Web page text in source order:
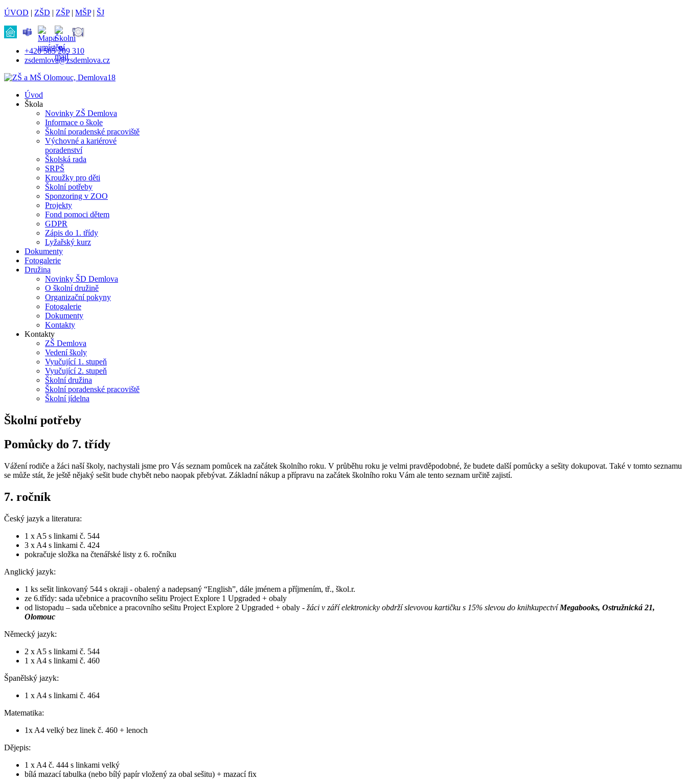
ÚVOD | ZŠD | ZŠP| MŠP| ŠJ
+420 585 209 310
zsdemlova@zsdemlova.cz
Úvod
Škola
Novinky ZŠ Demlova
Informace o škole
Školní poradenské pracoviště
Výchovné a kariérové
poradenství
Školská rada
SRPŠ
Kroužky pro děti
Školní potřeby
Sponzoring v ZOO
Projekty
Fond pomoci dětem
GDPR
Zápis do 1. třídy
Lyžařský kurz
Dokumenty
Fotogalerie
Družina
Novinky ŠD Demlova
O školní družině
Organizační pokyny
Fotogalerie
Dokumenty
Kontakty
Kontakty
ZŠ Demlova
Vedení školy
Vyučující 1. stupeň
Vyučující 2. stupeň
Školní družina
Školní poradenské pracoviště
Školní jídelna
Školní potřeby
Pomůcky do 7. třídy
Vážení rodiče a žáci naší školy, nachystali jsme pro Vás seznam pomůcek na začátek školního roku. V průběhu roku je velmi pravděpodobné, že budete další pomůcky a sešity dokupovat. Také v tomto seznamu
se může stát, že ještě nějaký sešit bude chybět nebo naopak přebývat. Základní nákup a přípravu na začátek školního roku Vám ale tento seznam určitě zajistí.
7. ročník
Český jazyk a literatura:
1 x A5 s linkami č. 544
3 x A4 s linkami č. 424
pokračuje složka na čtenářské listy z 6. ročníku
Anglický jazyk:
1 ks sešit linkovaný 544 s okraji - obalený a nadepsaný “English”, dále jménem a příjmením, tř., škol.r.
ze 6.třídy: sada učebnice a pracovního sešitu Project Explore 1 Upgraded + obaly
od listopadu – sada učebnice a pracovního sešitu Project Explore 2 Upgraded + obaly - žáci v záříelektronicky obdrží slevovou kartičku s 15% slevou do knihkupectvíMegabooks, Ostružnická 21,
Olomouc
Německý jazyk:
2 x A5 s linkami č. 544
1 x A4 s linkami č. 460
Španělský jazyk:
1 x A4 s linkami č. 464
Matematika:
1x A4 velký bez linek č. 460 + lenoch
Dějepis:
1 x A4 č. 444 s linkami velký
bílá mazací tabulka (nebo bílý papír vložený za obal sešitu) + mazací fix